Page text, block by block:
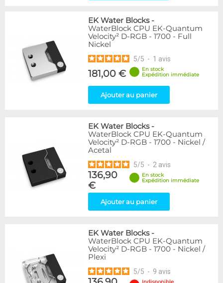
EK Water Blocks-
WaterBlock CPU EK-Quantum
Velocity² D-RGB - 1700 - Full
Nickel
5/5 - 1 avis
181,00 €
En stock
Expédition immédiate
Ajouter au panier
EK Water Blocks-
WaterBlock CPU EK-Quantum
Velocity² D-RGB - 1700 - Nickel /
Acetal
5/5 - 2 avis
136,90
€
En stock
Expédition immédiate
Ajouter au panier
EK Water Blocks-
WaterBlock CPU EK-Quantum
Velocity² D-RGB - 1700 - Nickel /
Plexi
5/5 - 9 avis
Indisponible